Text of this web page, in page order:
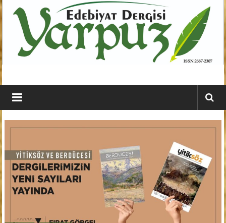
İçeriğe
geç
YARPUZ
Edebiyat
Dergisi
Etkili
Edebiyat
Dergisi